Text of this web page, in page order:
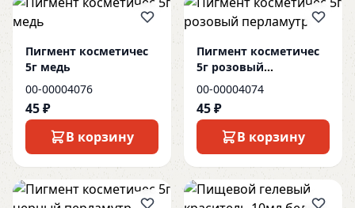
Пигмент косметичес
5г медь
00-00004076
45 ₽
В корзину
Пигмент косметичес
5г розовый
перламутр
00-00004074
45 ₽
В корзину